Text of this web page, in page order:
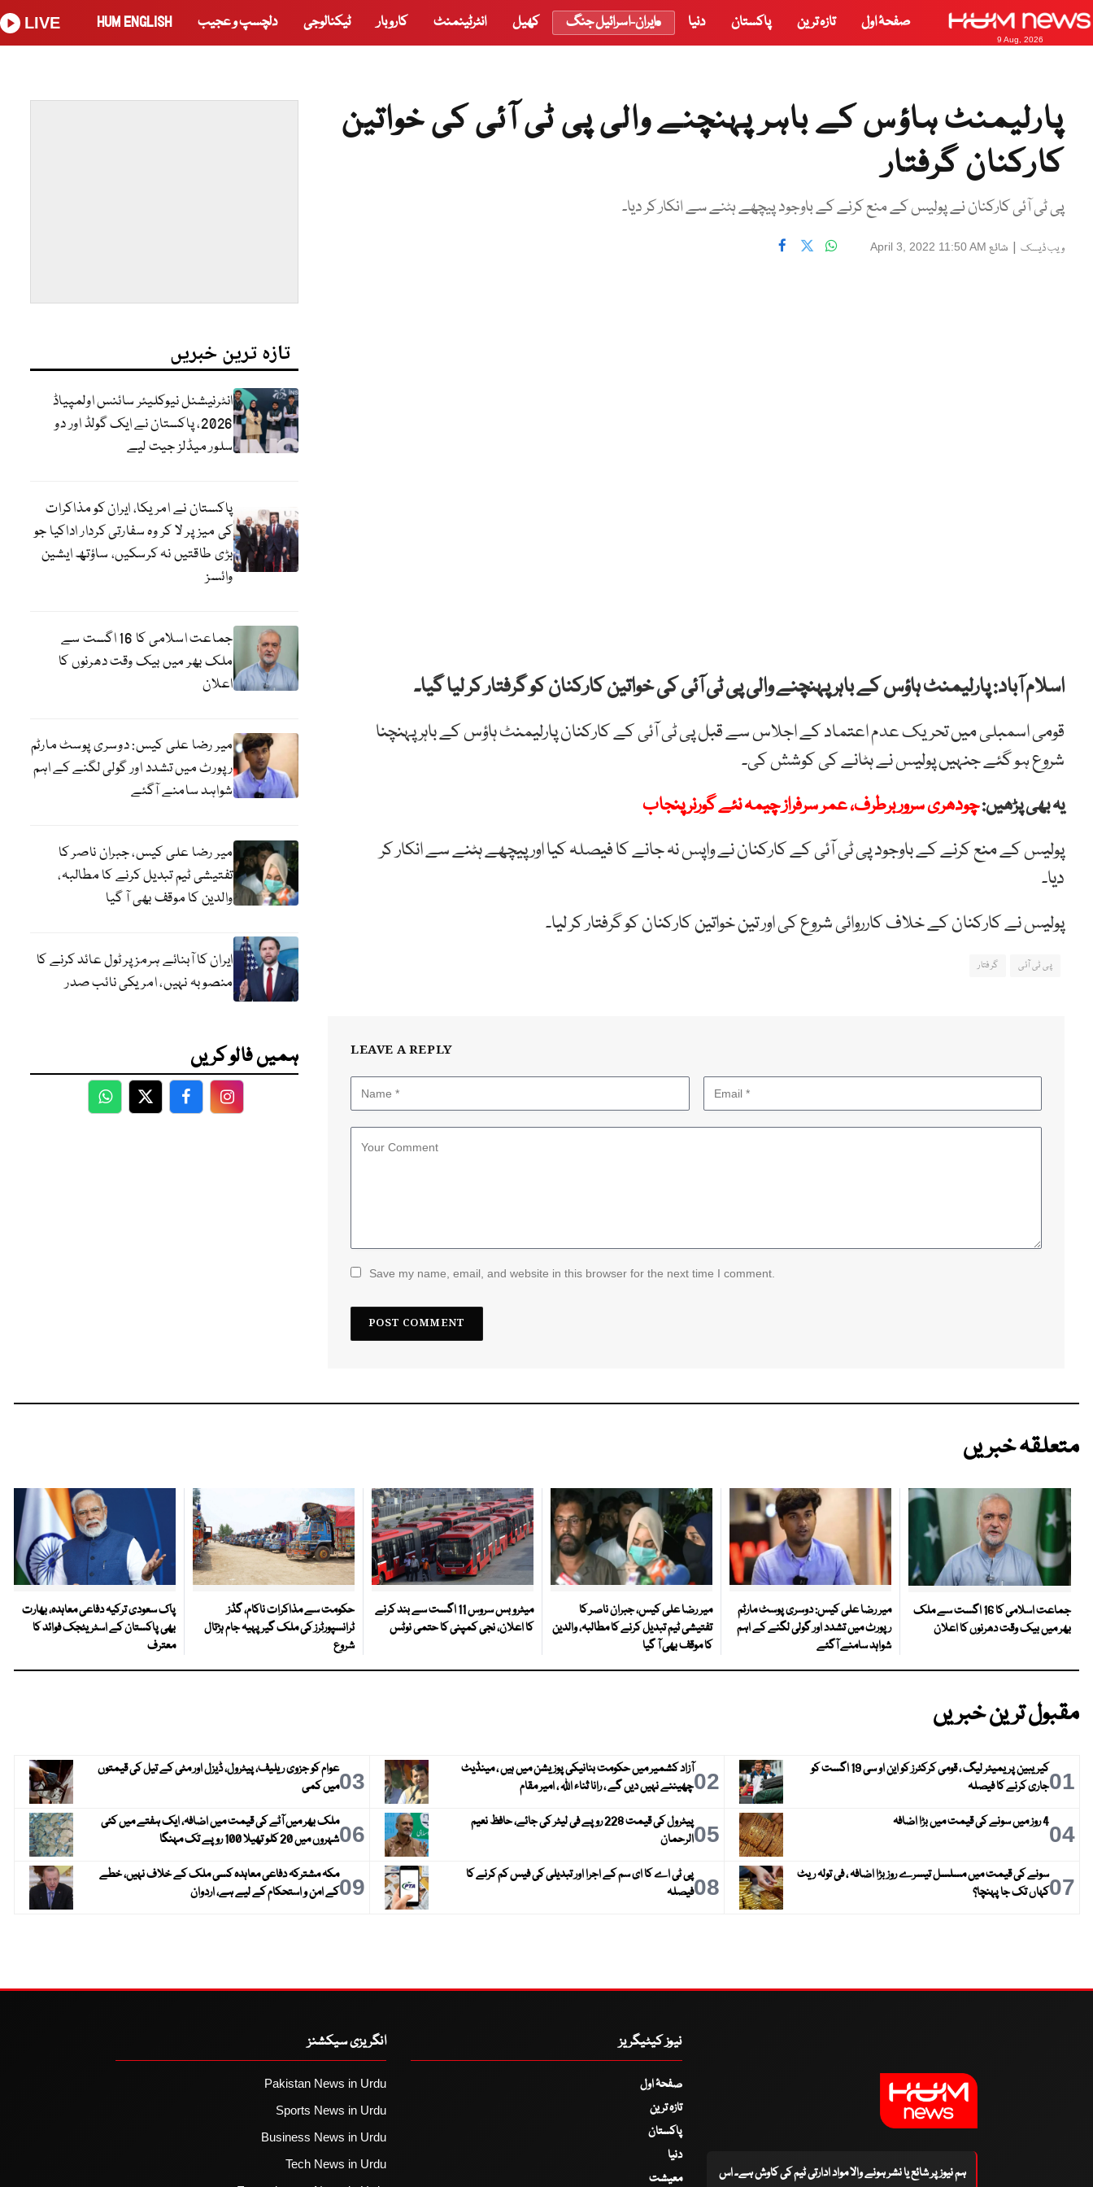
9 Aug, 2026
صفحۂ اول تازہ ترین پاکستان دنیا ایران-اسرائیل جنگ کھیل انٹرٹینمنٹ کاروبار ٹیکنالوجی دلچسپ و عجیب HUM ENGLISH
LIVE
پارلیمنٹ ہاؤس کے باہر پہنچنے والی پی ٹی آئی کی خواتین
کارکنان گرفتار
پی ٹی آئی کارکنان نے پولیس کے منع کرنے کے باوجود پیچھے ہٹنے سے انکار کر دیا۔
ویب ڈیسک | شائع April 3, 2022 11:50 AM
اسلام آباد: پارلیمنٹ ہاؤس کے باہر پہنچنے والی پی ٹی آئی کی خواتین کارکنان کو گرفتار کر لیا گیا۔
قومی اسمبلی میں تحریک عدم اعتماد کے اجلاس سے قبل پی ٹی آئی کے کارکنان پارلیمنٹ ہاؤس کے باہر پہنچنا
شروع ہو گئے جنہیں پولیس نے ہٹانے کی کوشش کی۔
یہ بھی پڑھیں:چودھری سرور برطرف، عمر سرفراز چیمہ نئے گورنر پنجاب
پولیس کے منع کرنے کے باوجود پی ٹی آئی کے کارکنان نے واپس نہ جانے کا فیصلہ کیا اور پیچھے ہٹنے سے انکار کر
دیا۔
پولیس نے کارکنان کے خلاف کارروائی شروع کی اور تین خواتین کارکنان کو گرفتار کر لیا۔
پی ٹی آئی گرفتار
LEAVE A REPLY
Save my name, email, and website in this browser for the next time I comment.
تازہ ترین خبریں
انٹرنیشنل نیوکلیئر سائنس اولمپیاڈ
2026، پاکستان نے ایک گولڈ اور دو
سلور میڈلز جیت لیے
پاکستان نے امریکا، ایران کو مذاکرات
کی میز پر لا کر وہ سفارتی کردار اداکیا جو
بڑی طاقتیں نہ کرسکیں، ساؤتھ ایشین
وائسز
جماعت اسلامی کا 16 اگست سے
ملک بھر میں بیک وقت دھرنوں کا
اعلان
میر رضا علی کیس: دوسری پوسٹ مارٹم
رپورٹ میں تشدد اور گولی لگنے کے اہم
شواہد سامنے آگئے
میر رضا علی کیس، جبران ناصر کا
تفتیشی ٹیم تبدیل کرنے کا مطالبہ،
والدین کا موقف بھی آ گیا
ایران کا آبنائے ہرمز پر ٹول عائد کرنے کا
منصوبہ نہیں، امریکی نائب صدر
ہمیں فالو کریں
WhatsApp
TwitterFacebookFacebook
متعلقہ خبریں
جماعت اسلامی کا 16 اگست سے ملک
بھر میں بیک وقت دھرنوں کا اعلان
میر رضا علی کیس: دوسری پوسٹ مارٹم
رپورٹ میں تشدد اور گولی لگنے کے اہم
شواہد سامنے آگئے
میر رضا علی کیس، جبران ناصر کا
تفتیشی ٹیم تبدیل کرنے کا مطالبہ، والدین
کا موقف بھی آ گیا
میٹرو بس سروس 11 اگست سے بند کرنے
کا اعلان، نجی کمپنی کا حتمی نوٹس
حکومت سے مذاکرات ناکام، گڈز
ٹرانسپورٹرز کی ملک گیر پہیہ جام ہڑتال
شروع
پاک سعودی ترکیہ دفاعی معاہدہ، بھارت
بھی پاکستان کے اسٹریٹجک فوائد کا
معترف
مقبول ترین خبریں
01
کیریبین پریمیئر لیگ ، قومی کرکٹرز کو این او سی 19 اگست کو
جاری کرنے کا فیصلہ
02آزاد کشمیر میں حکومت بنانیکی پوزیشن میں ہیں ، مینڈیٹ
چھیننے نہیں دیں گے ، رانا ثناء اللہ ، امیر مقام
03عوام کو جزوی ریلیف، پیٹرول، ڈیزل اور مٹی کے تیل کی قیمتوں
میں کمی
044 روز میں سونے کی قیمت میں بڑا اضافہ 05
پیٹرول کی قیمت 228 روپے فی لیٹر کی جائے، حافظ نعیم
الرحمان
06ملک بھر میں آٹے کی قیمت میں اضافہ، ایک ہفتے میں کئی
شہروں میں 20 کلو تھیلا 100 روپے تک مہنگا
07سونے کی قیمت میں مسلسل تیسرے روز بڑا اضافہ ، فی تولہ ریٹ
کہاں تک جا پہنچا؟
08پی ٹی اے کا ای سم کے اجرا اور تبدیلی کی فیس کم کرنے کا
فیصلہ
09مکہ مشترکہ دفاعی معاہدہ کسی ملک کے خلاف نہیں، خطے
کے امن و استحکام کے لیے ہے، اردوان
ہم نیوز پر شائع یا نشر ہونے والا مواد ادارتی ٹیم کی کاوش ہے۔ اس
نیوز کیٹیگریز
صفحۂ اول
تازہ ترین
پاکستان
دنیا
معیشت
انگریزی سیکشنز
Pakistan News in Urdu
Sports News in Urdu
Business News in Urdu
Tech News in Urdu